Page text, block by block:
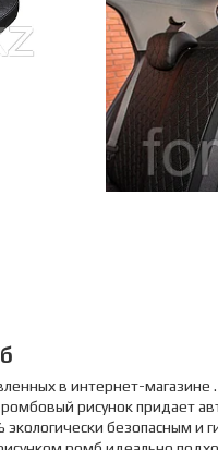
в интернет-магазине .
рисунок придает
безопасным и